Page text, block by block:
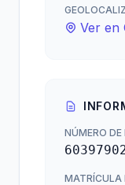
Ver en
NÚMERO
MATRÍCULA